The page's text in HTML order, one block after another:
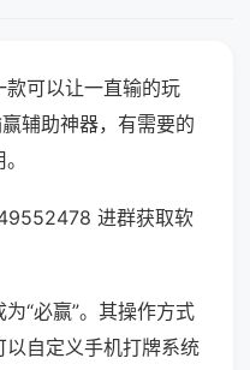
可以让一直输的玩
辅助神器，有需要的
进群获取软
“必赢”。其操作方式
自定义手机打牌系统